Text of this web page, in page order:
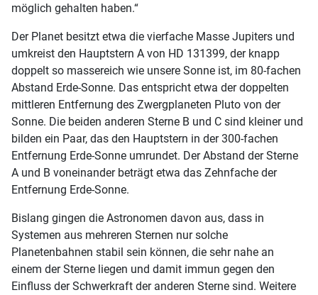
möglich gehalten haben.“
Der Planet besitzt etwa die vierfache Masse Jupiters und
umkreist den Hauptstern A von HD 131399, der knapp
doppelt so massereich wie unsere Sonne ist, im 80-fachen
Abstand Erde-Sonne. Das entspricht etwa der doppelten
mittleren Entfernung des Zwergplaneten Pluto von der
Sonne. Die beiden anderen Sterne B und C sind kleiner und
bilden ein Paar, das den Hauptstern in der 300-fachen
Entfernung Erde-Sonne umrundet. Der Abstand der Sterne
A und B voneinander beträgt etwa das Zehnfache der
Entfernung Erde-Sonne.
Bislang gingen die Astronomen davon aus, dass in
Systemen aus mehreren Sternen nur solche
Planetenbahnen stabil sein können, die sehr nahe an
einem der Sterne liegen und damit immun gegen den
Einfluss der Schwerkraft der anderen Sterne sind. Weitere